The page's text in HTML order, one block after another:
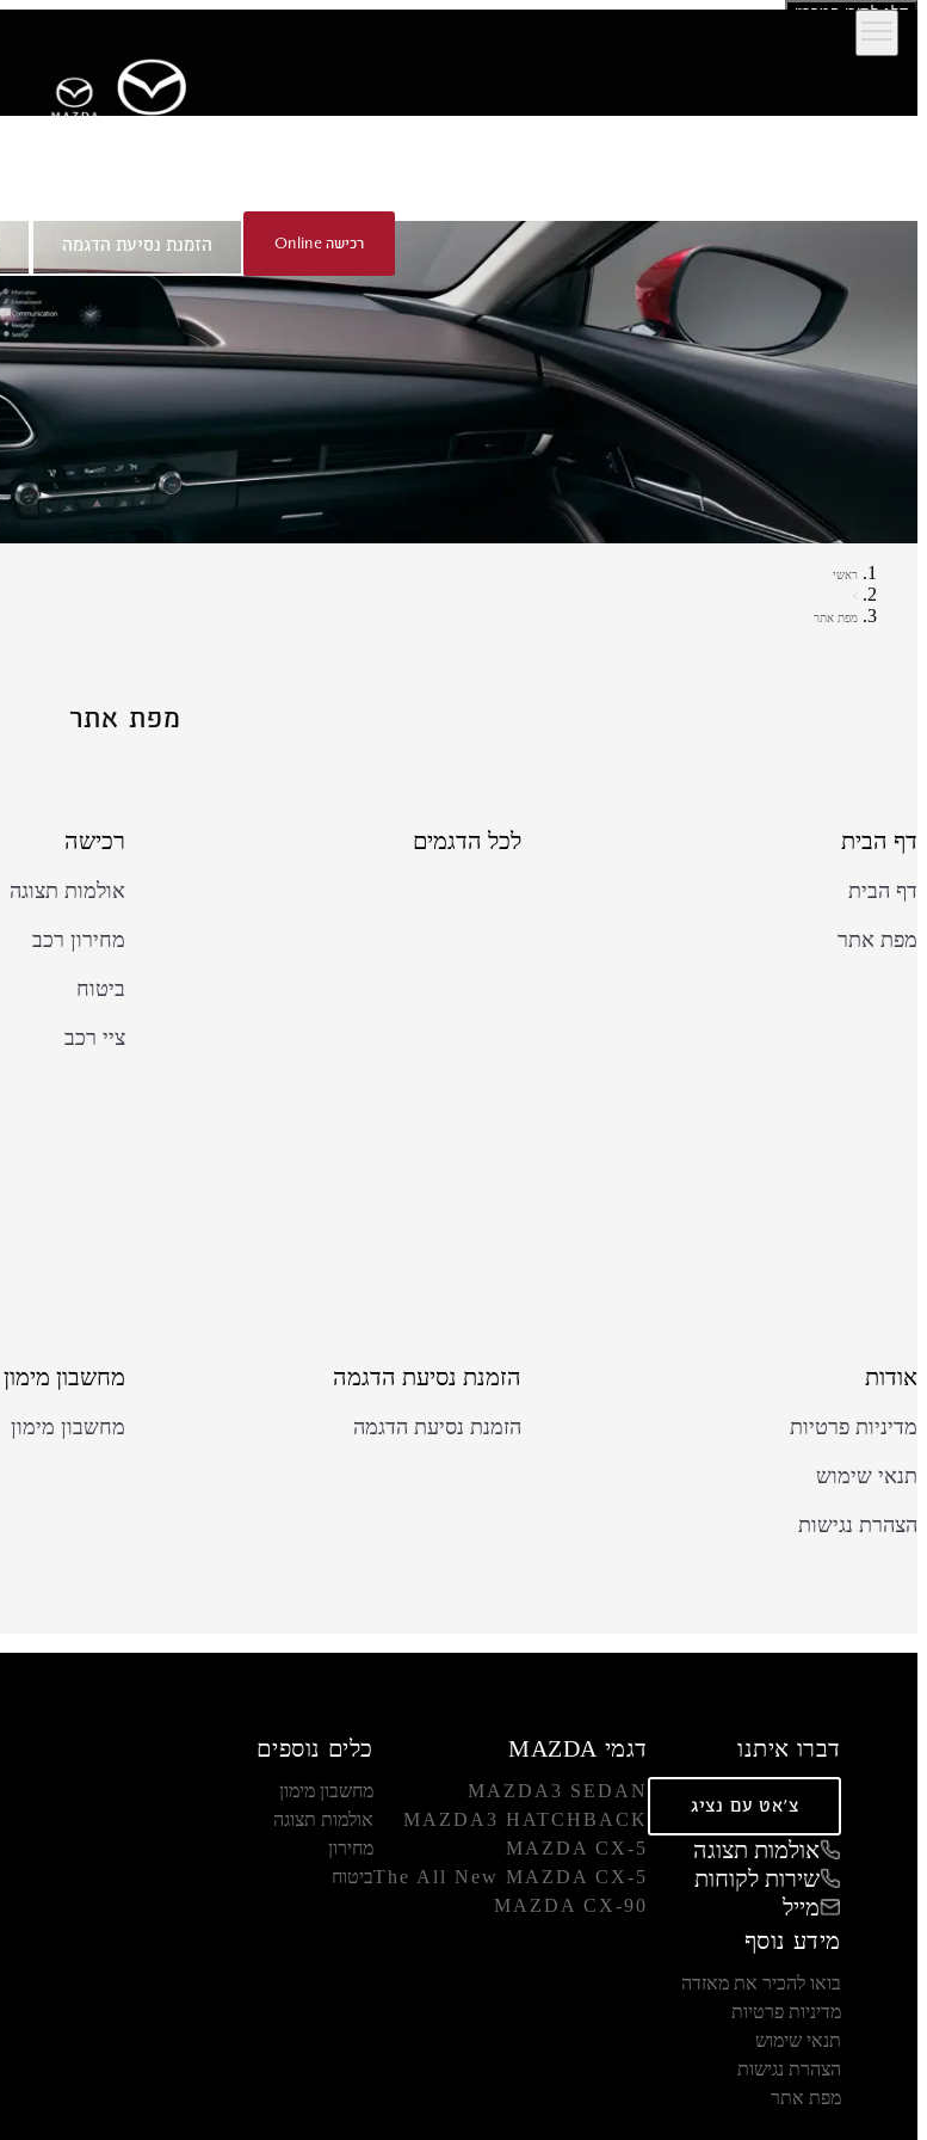
דלג לתוכן המרכזי
רכישה Online הזמנת נסיעת הדגמה
ראשי
מפת אתר
מפת אתר
דף הבית
דף הבית
מפת אתר
לכל הדגמים רכישה
אולמות תצוגה
מחירון רכב
ביטוח
ציי רכב
אודות
מדיניות פרטיות
תנאי שימוש
הצהרת נגישות
הזמנת נסיעת הדגמה
הזמנת נסיעת הדגמה
מחשבון מימון
מחשבון מימון
דברו איתנו
צ'אט עם נציג
אולמות תצוגה
שירות לקוחות
מייל
דגמי MAZDA
MAZDA3 SEDAN
MAZDA3 HATCHBACK
MAZDA CX-5
The All New MAZDA CX-5
MAZDA CX-90
כלים נוספים
מחשבון מימון
אולמות תצוגה
מחירון
ביטוח
מידע נוסף
בואו להכיר את מאזדה
מדיניות פרטיות
תנאי שימוש
הצהרת נגישות
מפת אתר